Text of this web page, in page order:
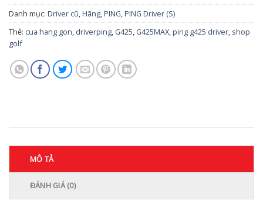
Danh mục: Driver cũ,Hãng,PING,PING Driver (S)
Thẻ: cua hang gon, driverping, G425, G425MAX,ping g425 driver, shop
golf
MÔ TẢ
ĐÁNH GIÁ (0)